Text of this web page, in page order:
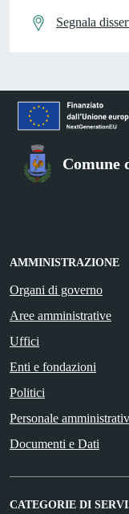
Segnala
Comune
AMMINISTRAZIONE
Organi di governo
Aree amministrative
Uffici
Enti e fondazioni
Politici
Personale
Documenti e Dati
CATEGORIE DI